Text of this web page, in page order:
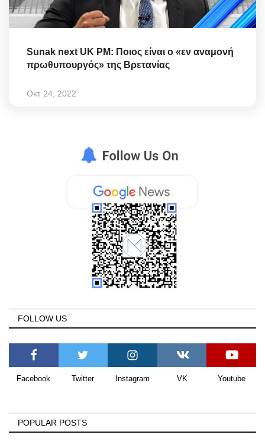
Sunak next UK PM: Ποιος είναι ο «εν αναμονή
πρωθυπουργός» της Βρετανίας
Οκτ 24, 2022
FOLLOW US
Facebook Twitter Instagram VK Youtube
POPULAR POSTS